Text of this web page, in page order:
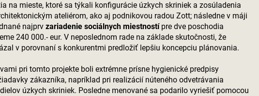
na mieste, ktoré sa týkali konfigurácie úzkych skriniek a zosúladenia
ateliérom, ako aj podnikovou radou Zott; následne v máji
najprv zariadenie sociálnych miestnostípre dve poschodia
240 000.- eur. V neposlednom rade na základe skutočnosti, že
v porovnaní s konkurentmi predložiť lepšiu koncepciu plánovania.
pri tomto projekte boli extrémne prísne hygienické predpisy
zákazníka, napríklad pri realizácií núteného odvetrávania
úzkych skriniek. Posledne menované sa podarilo vyriešiť pomocou